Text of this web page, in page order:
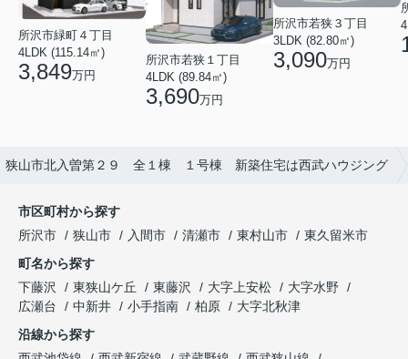
所沢市緑町４丁目
4LDK (115.14㎡)
3,849万円
所沢市若狭１丁目
4LDK (89.84㎡)
3,690万円
所沢市若狭３丁目
3LDK (82.80㎡)
3,090万円
狭山市北入曽第２９ 全１棟 １号棟 新築住宅は西武ハウジング
市区町村から探す
所沢市
狭山市 入間市 清瀬市 東村山市
東久留米市
町名から探す
下藤沢
東狭山ケ丘 東藤沢 大字上安松
大字水野
広瀬台
中新井 小手指南 柏原
大字北秋津
沿線から探す